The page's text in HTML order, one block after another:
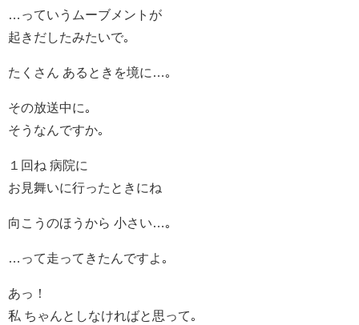
…っていうムーブメントが
起きだしたみたいで｡
たくさん あるときを境に…｡
その放送中に｡
そうなんですか｡
１回ね 病院に
お見舞いに行ったときにね
向こうのほうから 小さい…｡
…って走ってきたんですよ｡
あっ！
私 ちゃんとしなければと思って｡